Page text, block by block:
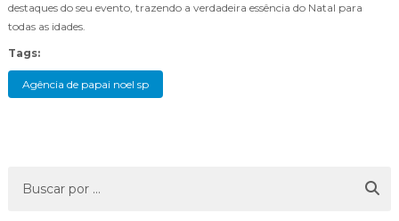
destaques do seu evento, trazendo a verdadeira essência do Natal para
todas as idades.
Tags:
Agência de papai noel sp